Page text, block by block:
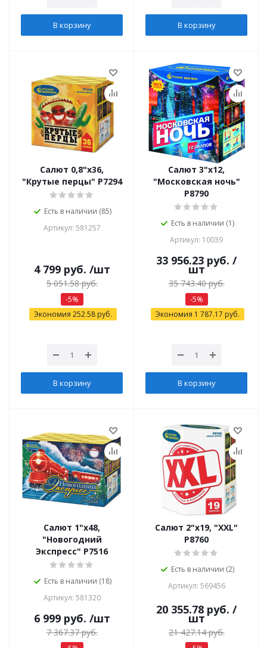
В корзину В корзину
Салют 0,8"х36,
"Крутые перцы" Р7294
Есть в наличии (85)
Артикул: 581257
4 799руб. /шт
5 051.58руб.
-5%
Экономия 252.58руб.
В корзину
Салют 3"х12,
"Московская ночь"
Р8790
Есть в наличии (1)
Артикул: 10039
33 956.23 руб. /
шт
35 743.40руб.
-5%
Экономия 1 787.17 руб.
В корзину
Салют 1"х48,
"Новогодний
Экспресс" Р7516
Есть в наличии (18)
Артикул: 581320
6 999руб. /шт
7 367.37руб.
Салют 2"х19, "XXL"
Р8760
Есть в наличии (2)
Артикул: 569456
20 355.78 руб. /
шт
21 427.14руб.